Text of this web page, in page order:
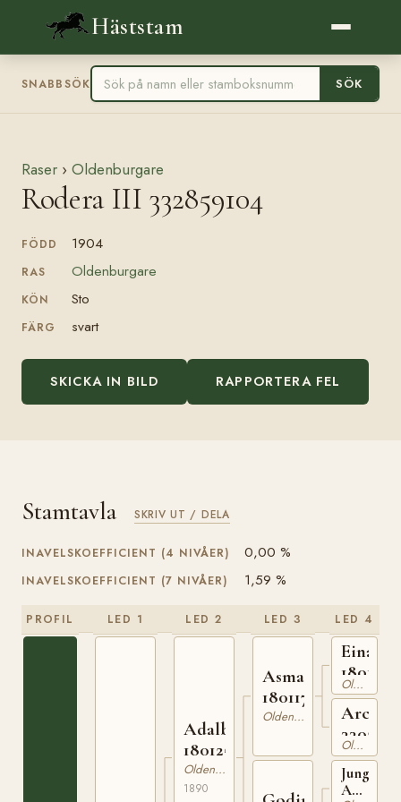
Häststam
SNABBSÖK SÖK
Raser › Oldenburgare
Rodera III 332859104
FÖDD 1904
RAS Oldenburgare
KÖN Sto
FÄRG svart
SKICKA IN BILD RAPPORTERA FEL
Stamtavla SKRIV UT / DELA
INAVELSKOEFFICIENT (4 NIVÅER) 0,00 %
INAVELSKOEFFICIENT (7 NIVÅER) 1,59 %
PROFIL LED 1 LED 2
Adalbert
180125390
Oldenburgare
1890
LED 3
Asmar
180117786
Oldenburgare
LED 4
Einar
Oldenburgare
Arcona
Oldenburgare
Jung